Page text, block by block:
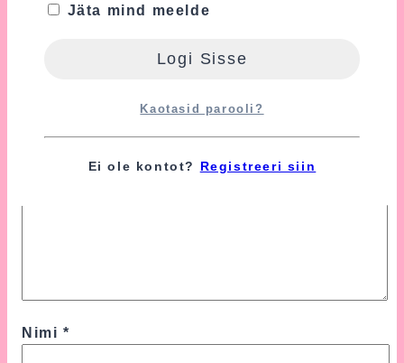
Nimi *
Jäta mind meelde
Kaotasid parooli?
Ei ole kontot? Registreeri siin